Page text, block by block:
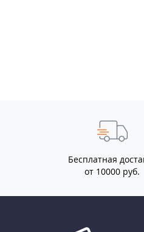
Бесплатная
от 10000 руб.